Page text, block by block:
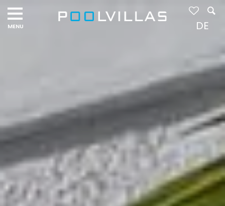
DE
Navigation
menu